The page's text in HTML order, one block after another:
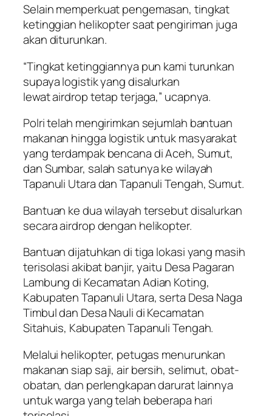
Selain memperkuat pengemasan, tingkat
ketinggian helikopter saat pengiriman juga
akan diturunkan.
“Tingkat ketinggiannya pun kami turunkan
supaya logistik yang disalurkan
lewatairdroptetap terjaga,” ucapnya.
Polri telah mengirimkan sejumlah bantuan
makanan hingga logistik untuk masyarakat
yang terdampak bencana di Aceh, Sumut,
dan Sumbar, salah satunya ke wilayah
Tapanuli Utara dan Tapanuli Tengah, Sumut.
Bantuan ke dua wilayah tersebut disalurkan
secaraairdropdengan helikopter.
Bantuan dijatuhkan di tiga lokasi yang masih
terisolasi akibat banjir, yaitu Desa Pagaran
Lambung di Kecamatan Adian Koting,
Kabupaten Tapanuli Utara, serta Desa Naga
Timbul dan Desa Nauli di Kecamatan
Sitahuis, Kabupaten Tapanuli Tengah.
Melalui helikopter, petugas menurunkan
makanan siap saji, air bersih, selimut, obat-
obatan, dan perlengkapan darurat lainnya
untuk warga yang telah beberapa hari